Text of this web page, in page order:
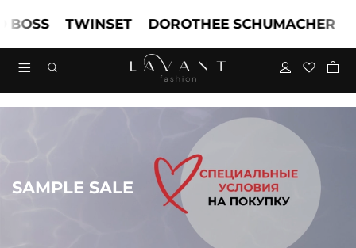
TWINSET DOROTHEE SCHUMACHER
SAMPLE SALE